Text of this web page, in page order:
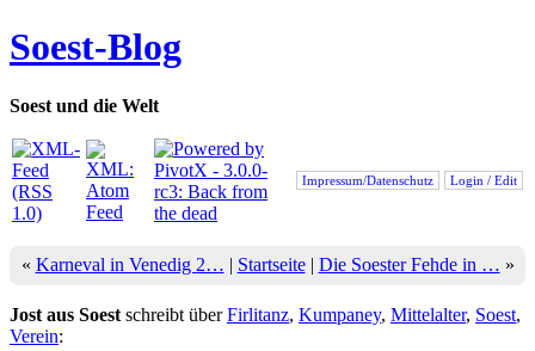
Soest-Blog
Soest und die Welt
Impressum/Datenschutz Login / Edit
« Karneval in Venedig 2… | Startseite| Die Soester Fehde in … »
Jost aus Soest schreibt überFirlitanz, Kumpaney, Mittelalter, Soest,
Verein: